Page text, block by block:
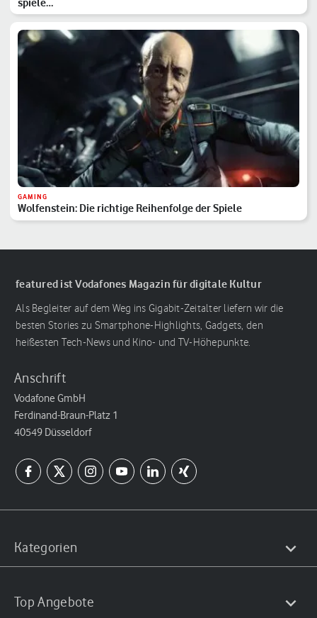
GAMING
Wolfenstein: Die richtige Reihenfolge der Spiele
featured ist Vodafones Magazin für digitale Kultur
Als Begleiter auf dem Weg ins Gigabit-Zeitalter liefern wir die
besten Stories zu Smartphone-Highlights, Gadgets, den
heißesten Tech-News und Kino- und TV-Höhepunkte.
Anschrift
Vodafone GmbH
Ferdinand-Braun-Platz 1
40549 Düsseldorf
Kategorien
Top Angebote